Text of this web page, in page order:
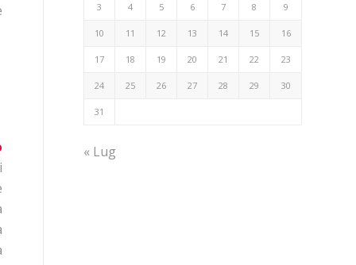
3 4 5 6 7 8 9
10 11 12 13 14 15 16
17 18 19 20 21 22 23
24 25 26 27 28 29 30
31
« Lug